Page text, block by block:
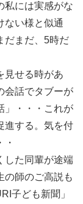
私には実感がな
ない様と似通
だまだ、5時だ
見せる時があ
会話でタブーが
」・・・これが
進する。気を付
した同輩が途端
の師のご高説も
子ども新聞」